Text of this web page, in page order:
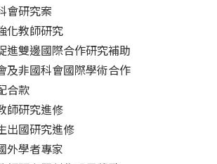
會研究案
化教師研究
進雙邊國際合作研究補助
及非國科會國際學術合作
合款
師研究進修
出國研究進修
外學者專家